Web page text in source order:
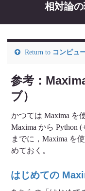
相対論
Return to コンピュ
参考：
ブ）
かつては Maxima を
Maxima から Python
までに，Maxima を
めておく。
はじめての